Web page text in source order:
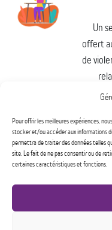
Pour offrir les meilleures expériences,
stocker et/ou accéder aux informations
permettra de traiter des données telles
site. Le fait de ne pas consentir ou de
certaines caractéristiques et fonctions.
Un
offert
de